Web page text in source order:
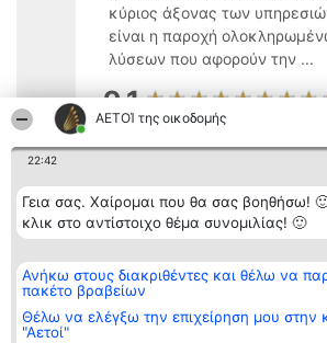
ΑΕΤΟΊ της οικοδομής
22:42
Γεια σας. Χαίρομαι που θα σας βοηθήσω!
κλικ στο αντίστοιχο θέμα συνομιλίας! 🙂
Ανήκω στους διακριθέντες και θέλω να
πακέτο βραβείων
Θέλω να ελέγξω την επιχείρηση μου στην
"Αετοί"
κύριος άξονας των
είναι η παροχή
λύσεων που αφορούν την ...
9.1
κατάταξης
BEAUTIFUL COMPANY
Μονοπρόσωπη ΙΚΕ
ΤΗΛ. ΕΠΙΚΟΙΝΩΝΙΑΣ:
email:
aetoi@beautifulcompany.co
Λίστα όλων
των
διακριθέντων
Όροι &
ΠΟΛΙΤΙΚΗ
ΑΠΟΡΡΗΤΟΥ